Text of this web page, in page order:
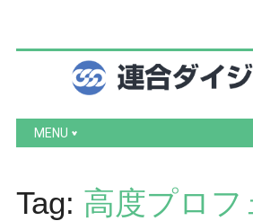
Main menu
Skip to content
MENU
Tag: 高度プロフ